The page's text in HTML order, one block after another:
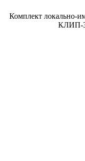
Комплект локально-
КЛИП-